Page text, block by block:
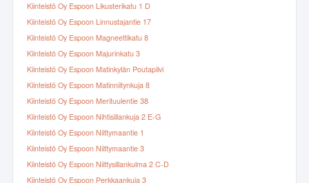
Kiinteistö Oy Espoon Likusterikatu 1 D
Kiinteistö Oy Espoon Linnustajantie 17
Kiinteistö Oy Espoon Magneettikatu 8
Kiinteistö Oy Espoon Majurinkatu 3
Kiinteistö Oy Espoon Matinkylän Poutapilvi
Kiinteistö Oy Espoon Matinniitynkuja 8
Kiinteistö Oy Espoon Merituulentie 38
Kiinteistö Oy Espoon Nihtisillankuja 2 E-G
Kiinteistö Oy Espoon Niittymaantie 1
Kiinteistö Oy Espoon Niittymaantie 3
Kiinteistö Oy Espoon Niittysillankulma 2 C-D
Kiinteistö Oy Espoon Perkkaankuja 3